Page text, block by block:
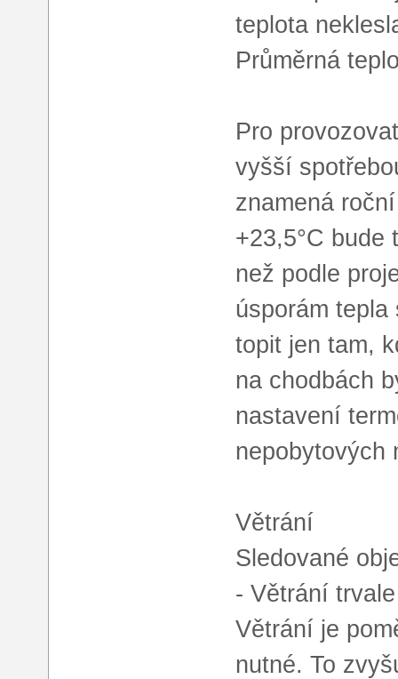
teplota
Průměrná
Pro
vyšší
znamená
+23,5°C
než podle
úsporám
topit jen tam,
na chodbách
nastavení
nepobytových
Větrání
Sledované
- Větrání
Větrání je
nutné. To